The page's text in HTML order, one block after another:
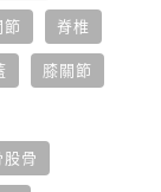
節 脊椎
膝關節
股骨